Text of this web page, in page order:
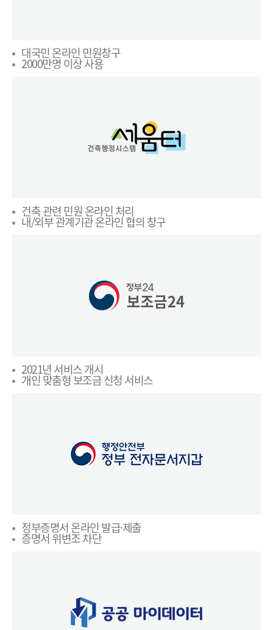
대국민 온라인 민원창구
2000만명 이상 사용
건축 관련 민원 온라인 처리
내/외부 관계기관 온라인 협의 창구
2021년 서비스 개시
개인 맞춤형 보조금 신청 서비스
정부증명서 온라인 발급·제출
증명서 위변조 차단